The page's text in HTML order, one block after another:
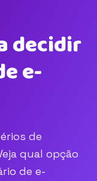
decidir
e-
de
qual opção
de e-